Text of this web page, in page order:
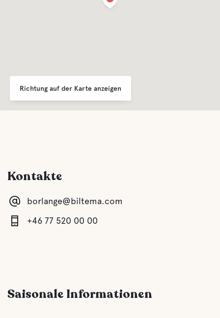
Richtung auf der Karte anzeigen
Kontakte
borlange@biltema.com
+46 77 520 00 00
Saisonale Informationen